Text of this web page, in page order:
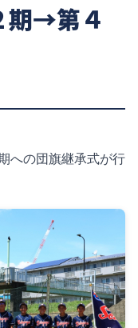
期→第４
への団旗継承式が行